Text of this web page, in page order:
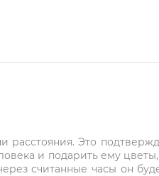
Это
и подарить ему
считанные часы он